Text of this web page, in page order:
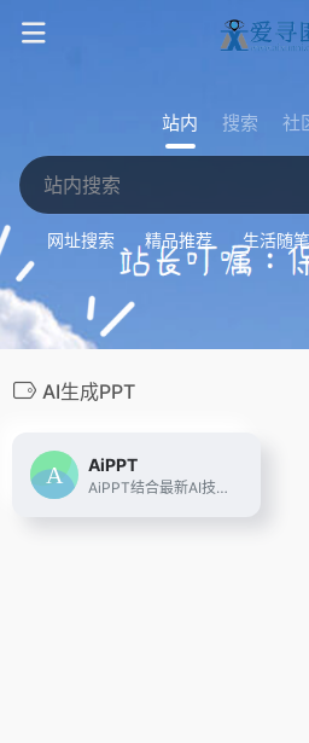
站内 搜索 社
网址搜索 精品推荐 生活随笔
AI生成PPT
AiPPT
AiPPT结合最新AI技术，为用户提供一键生成高质量PPT的解决方案。无论是职场展示、教育课件还是销售报告，AiPPT均能快速生成符合需求的专业PPT，简化设计流程，提升工作效率。